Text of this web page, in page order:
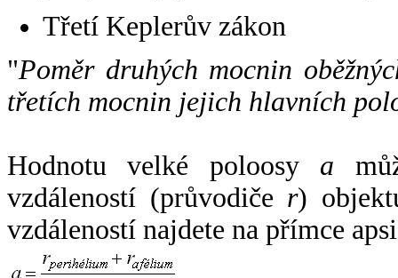
Třetí Keplerův zákon
"Poměr druhých mocnin
třetích mocnin jejich hlavních
Hodnotu velké poloosy a
vzdáleností (průvodiče r)
vzdáleností najdete na přímce